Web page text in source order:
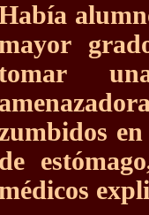
zumbidos
de